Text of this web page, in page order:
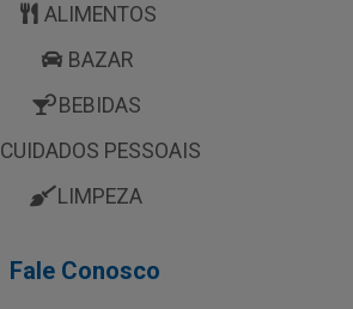
ALIMENTOS
BAZAR
BEBIDAS
CUIDADOS PESSOAIS
LIMPEZA
Fale Conosco